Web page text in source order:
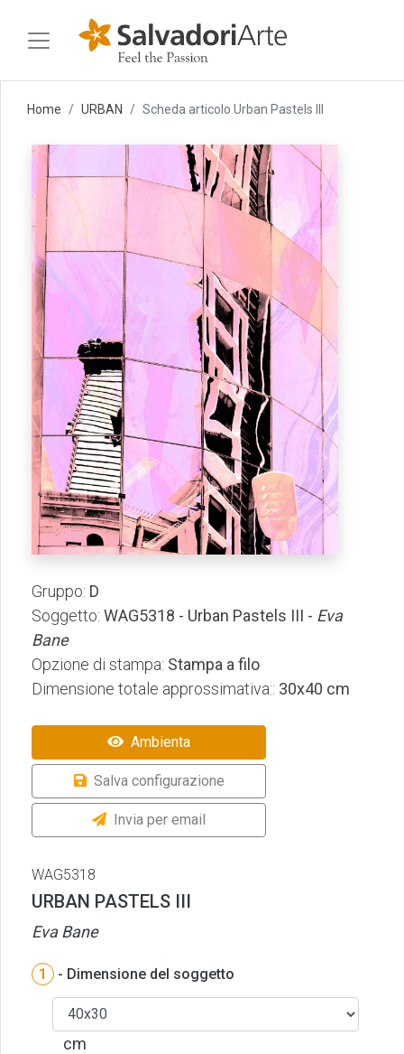
Home URBAN Scheda articolo Urban Pastels III
Gruppo: D
Soggetto: WAG5318 - Urban Pastels III - Eva
Bane
Opzione di stampa: Stampa a filo
Dimensione totale approssimativa:: 30x40 cm
Ambienta
Salva configurazione
Invia per email
WAG5318
URBAN PASTELS III
Eva Bane
1 - Dimensione del soggetto
cm